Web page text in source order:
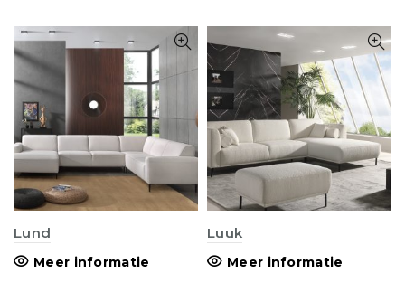
Lund
Meer informatie
Luuk
Meer informatie